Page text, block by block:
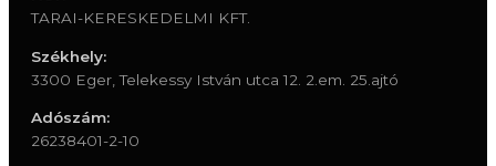
TARAI-KERESKEDELMI KFT.
Székhely:
3300 Eger, Telekessy István utca 12. 2.em. 25.ajtó
Adószám:
26238401-2-10